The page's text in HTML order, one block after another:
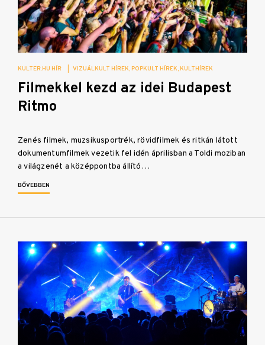
KULTER.HU HÍR VIZUÁLKULT HÍREK POPKULT HÍREK KULTHÍREK
Filmekkel kezd az idei Budapest
Ritmo
Zenés filmek, muzsikusportrék, rövidfilmek és ritkán látott
dokumentumfilmek vezetik fel idén áprilisban a Toldi moziban
a világzenét a középpontba állító…
BŐVEBBEN